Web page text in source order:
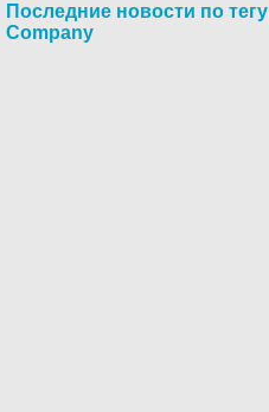
Последние новости по тегу
Company